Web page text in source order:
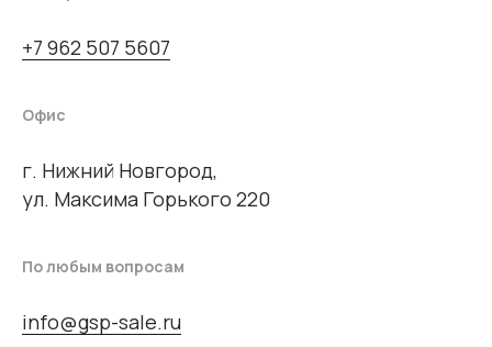
+7 962 507 5607
Офис
г. Нижний Новгород,
ул. Максима Горького 220
По любым вопросам
info@gsp-sale.ru